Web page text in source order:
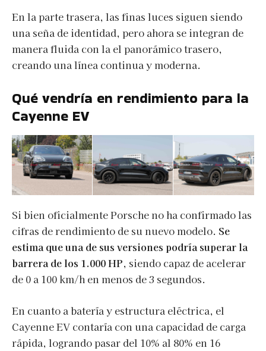
En la parte trasera, las finas luces siguen siendo
una seña de identidad, pero ahora se integran de
manera fluida con la el panorámico trasero,
creando una línea continua y moderna.
Qué vendría en rendimiento para la
Cayenne EV
Si bien oficialmente Porsche no ha confirmado las
cifras de rendimiento de su nuevo modelo. Se
estima que una de sus versiones podría superar la
barrera de los 1.000 HP, siendo capaz de acelerar
de 0 a 100 km/h en menos de 3 segundos.
En cuanto a batería y estructura eléctrica, el
Cayenne EV contaría con una capacidad de carga
rápida, logrando pasar del 10% al 80% en 16